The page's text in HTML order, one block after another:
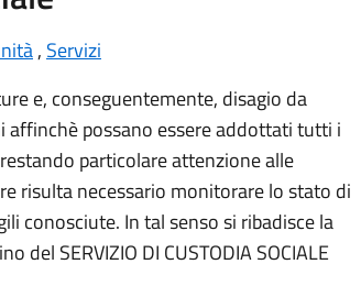
, Servizi
e, conseguentemente, disagio da
possano essere addottati tutti i
particolare attenzione alle
risulta necessario monitorare lo stato di
conosciute. In tal senso si ribadisce la
del SERVIZIO DI CUSTODIA SOCIALE